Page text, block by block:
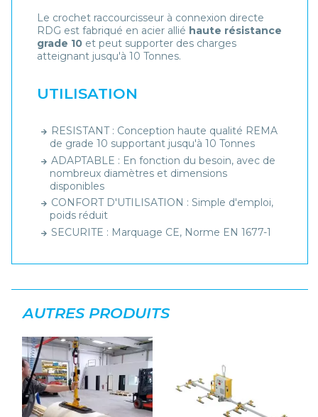
Le crochet raccourcisseur à connexion directe
RDG est fabriqué en acier allié haute résistance
grade 10 et peut supporter des charges
atteignant jusqu'à 10 Tonnes.
UTILISATION
RESISTANT : Conception haute qualité REMA
de grade 10 supportant jusqu'à 10 Tonnes
ADAPTABLE : En fonction du besoin, avec de
nombreux diamètres et dimensions
disponibles
CONFORT D'UTILISATION : Simple d'emploi,
poids réduit
SECURITE : Marquage CE, Norme EN 1677-1
AUTRES PRODUITS